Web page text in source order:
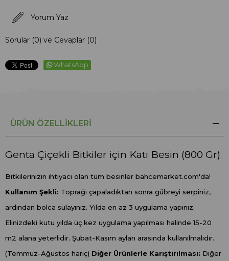
Yorum Yaz
Sorular (0) ve Cevaplar (0)
WhatsApp
ÜRÜN ÖZELLIKLERI
Genta Çiçekli Bitkiler için Katı Besin (800 Gr)
Bitkilerinizin ihtiyacı olan tüm besinler bahcemarket.com'da!
Kullanım Şekli: Toprağı çapaladıktan sonra gübreyi serpiniz,
ardından bolca sulayınız. Yılda en az 3 uygulama yapınız.
Elinizdeki kutu yılda üç kez uygulama yapılması halinde 15-20
m2 alana yeterlidir. Şubat-Kasım ayları arasında kullanılmalıdır.
(Temmuz-Ağustos hariç) Diğer Ürünlerle Karıştırılması: Diğer